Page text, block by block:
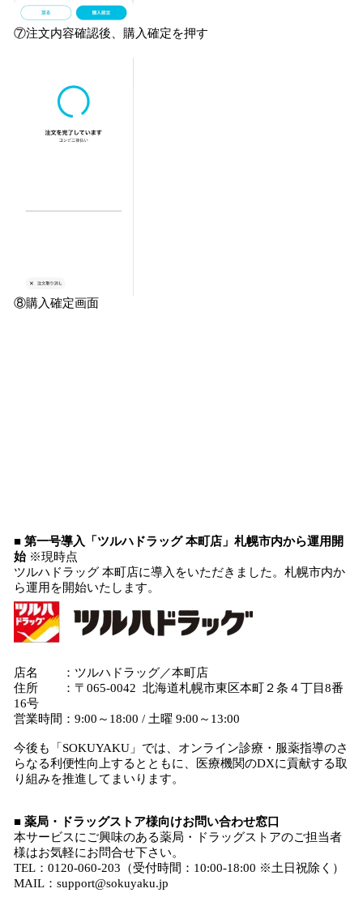
⑦注文内容確認後、購入確定を押す
⑧購入確定画面
■ 第一号導入「ツルハドラッグ 本町店」札幌市内から運用開
始 ※現時点
ツルハドラッグ 本町店に導入をいただきました。札幌市内か
ら運用を開始いたします。
店名 ：ツルハドラッグ／本町店
住所 ：〒065-0042 北海道札幌市東区本町２条４丁目8番
16号
営業時間：9:00～18:00 / 土曜 9:00～13:00
今後も「SOKUYAKU」では、オンライン診療・服薬指導のさ
らなる利便性向上するとともに、医療機関のDXに貢献する取
り組みを推進してまいります。
■ 薬局・ドラッグストア様向けお問い合わせ窓口
本サービスにご興味のある薬局・ドラッグストアのご担当者
様はお気軽にお問合せ下さい。
TEL：0120-060-203（受付時間：10:00-18:00 ※土日祝除く）
MAIL：support@sokuyaku.jp